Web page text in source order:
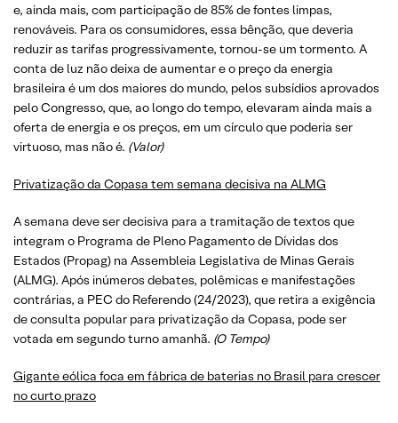
e, ainda mais, com participação de 85% de fontes limpas,
renováveis. Para os consumidores, essa bênção, que deveria
reduzir as tarifas progressivamente, tornou-se um tormento. A
conta de luz não deixa de aumentar e o preço da energia
brasileira é um dos maiores do mundo, pelos subsídios aprovados
pelo Congresso, que, ao longo do tempo, elevaram ainda mais a
oferta de energia e os preços, em um círculo que poderia ser
virtuoso, mas não é. (Valor)
Privatização da Copasa tem semana decisiva na ALMG
A semana deve ser decisiva para a tramitação de textos que
integram o Programa de Pleno Pagamento de Dívidas dos
Estados (Propag) na Assembleia Legislativa de Minas Gerais
(ALMG). Após inúmeros debates, polêmicas e manifestações
contrárias, a PEC do Referendo (24/2023), que retira a exigência
de consulta popular para privatização da Copasa, pode ser
votada em segundo turno amanhã. (O Tempo)
Gigante eólica foca em fábrica de baterias no Brasil para crescer
no curto prazo